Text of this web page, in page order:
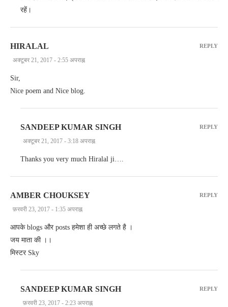
रहें।
HIRALAL
अक्टूबर 21, 2017 - 2:55 अपराह्न
Sir,
Nice poem and Nice blog.
REPLY
SANDEEP KUMAR SINGH
अक्टूबर 21, 2017 - 3:18 अपराह्न
Thanks you very much Hiralal ji….
REPLY
AMBER CHOUKSEY
फ़रवरी 23, 2017 - 1:35 अपराह्न
आपके blogs और posts हमेशा ही अच्छे लगते है ।
जय माता की ।।
मिस्टर Sky
REPLY
SANDEEP KUMAR SINGH
फ़रवरी 23, 2017 - 2:23 अपराह्न
REPLY